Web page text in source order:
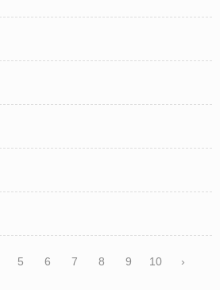
5 6 7 8 9 10
›